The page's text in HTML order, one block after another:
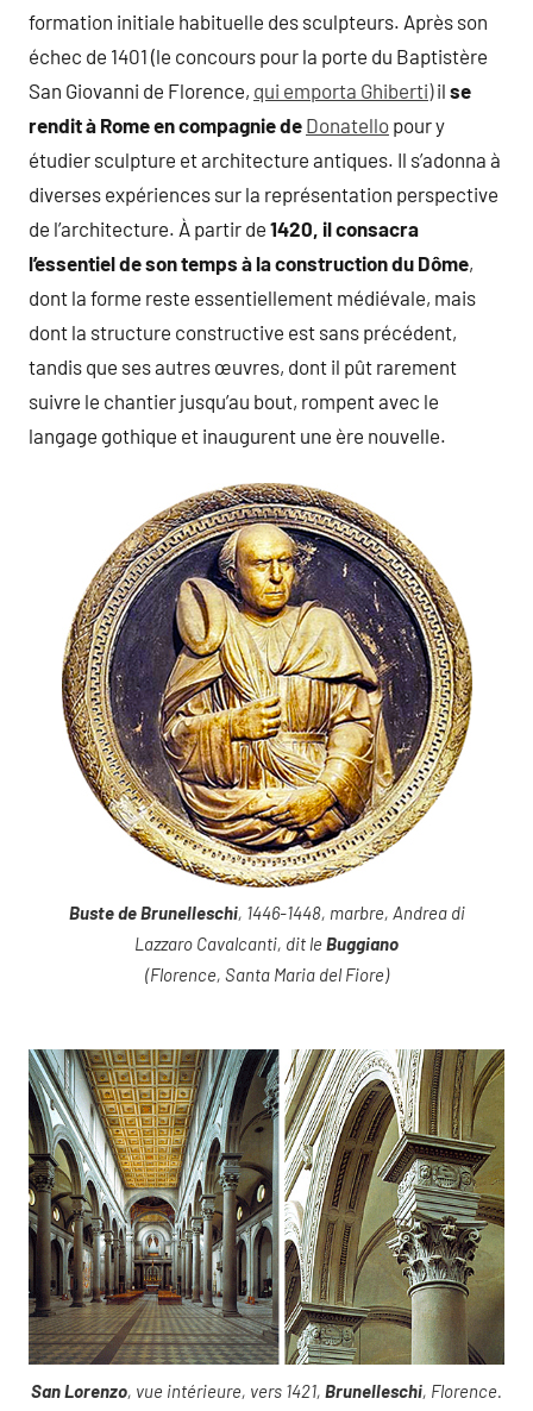
formation initiale habituelle des sculpteurs. Après son
échec de 1401 (le concours pour la porte du Baptistère
San Giovanni de Florence, qui emporta Ghiberti)il se
rendit à Rome en compagnie de Donatello pour y
étudier sculpture et architecture antiques. Il s’adonna à
diverses expériences sur la représentation perspective
de l’architecture. À partir de 1420, il consacra
l’essentiel de son temps à la construction du Dôme,
dont la forme reste essentiellement médiévale, mais
dont la structure constructive est sans précédent,
tandis que ses autres œuvres, dont il pût rarement
suivre le chantier jusqu’au bout, rompent avec le
langage gothique et inaugurent une ère nouvelle.
Buste de Brunelleschi, 1446-1448, marbre, Andrea di
Lazzaro Cavalcanti, dit leBuggiano
(Florence, Santa Maria del Fiore)
San Lorenzo, vue intérieure, vers 1421, Brunelleschi, Florence.